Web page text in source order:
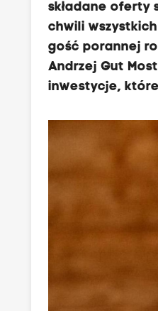
składane oferty
chwili
gość porannej
Andrzej Gut
inwestycje,